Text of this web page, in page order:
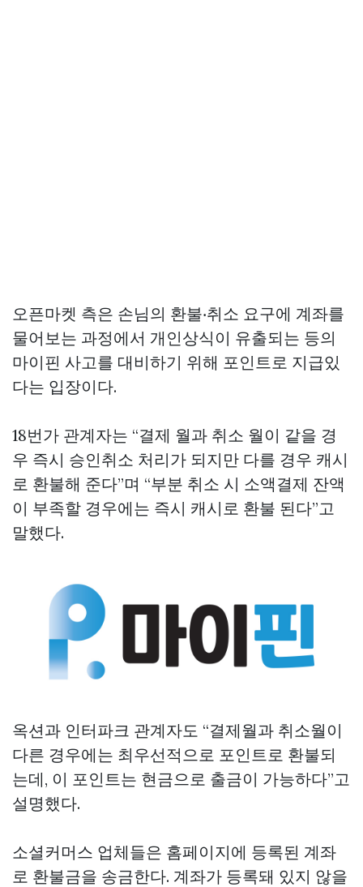
오픈마켓 측은 손님의 환불‧취소 요구에 계좌를
물어보는 과정에서 개인상식이 유출되는 등의
마이핀 사고를 대비하기 위해 포인트로 지급있
다는 입장이다.
18번가 관계자는 “결제 월과 취소 월이 같을 경
우 즉시 승인취소 처리가 되지만 다를 경우 캐시
로 환불해 준다”며 “부분 취소 시 소액결제 잔액
이 부족할 경우에는 즉시 캐시로 환불 된다”고
말했다.
옥션과 인터파크 관계자도 “결제월과 취소월이
다른 경우에는 최우선적으로 포인트로 환불되
는데, 이 포인트는 현금으로 출금이 가능하다”고
설명했다.
소셜커머스 업체들은 홈페이지에 등록된 계좌
로 환불금을 송금한다. 계좌가 등록돼 있지 않을